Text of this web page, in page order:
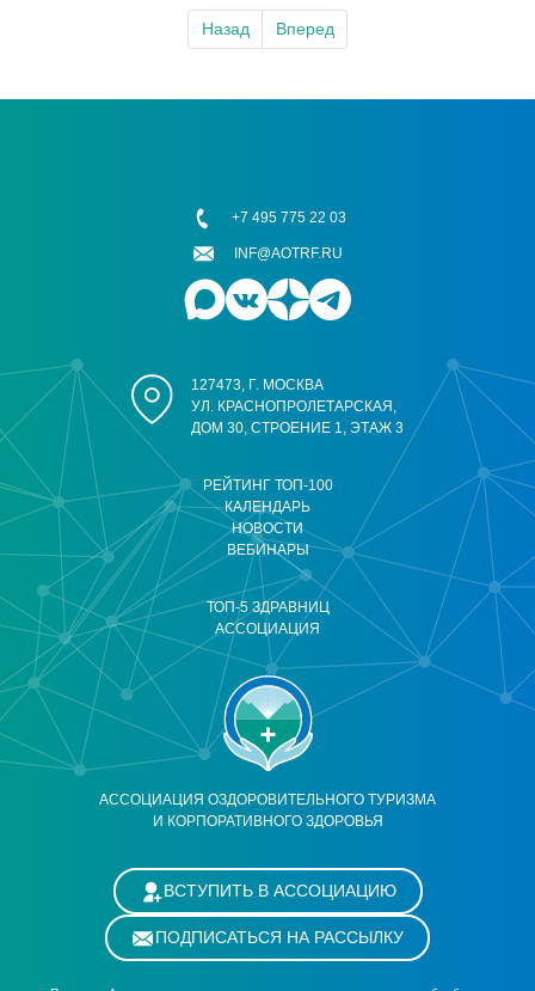
Назад Вперед
АССОЦИАЦИЯ ОЗДОРОВИТЕЛЬНОГО ТУРИЗМА
И КОРПОРАТИВНОГО ЗДОРОВЬЯ
РЕЙТИНГ ТОП-100
КАЛЕНДАРЬ
НОВОСТИ
ВЕБИНАРЫ
ТОП-5 ЗДРАВНИЦ
АССОЦИАЦИЯ
127473, Г. МОСКВА
УЛ. КРАСНОПРОЛЕТАРСКАЯ,
ДОМ 30, СТРОЕНИЕ 1, ЭТАЖ 3
+7 495 775 22 03
INF@AOTRF.RU
ВСТУПИТЬ В АССОЦИАЦИЮ
ПОДПИСАТЬСЯ НА РАССЫЛКУ